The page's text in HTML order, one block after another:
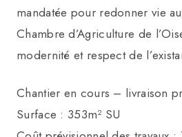
mandatée pour redonner vie
Chambre d’Agriculture de
modernité et respect de
Chantier en cours – livraison
Surface : 353m² SU